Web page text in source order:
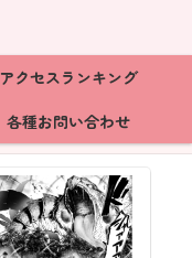
アクセスランキング
各種お問い合わせ